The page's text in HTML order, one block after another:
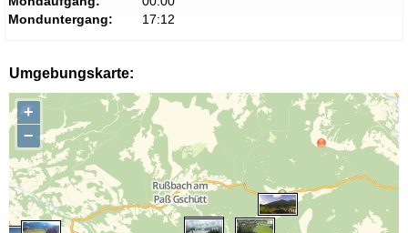
Monduntergang:
17:12
Umgebungskarte:
+
−